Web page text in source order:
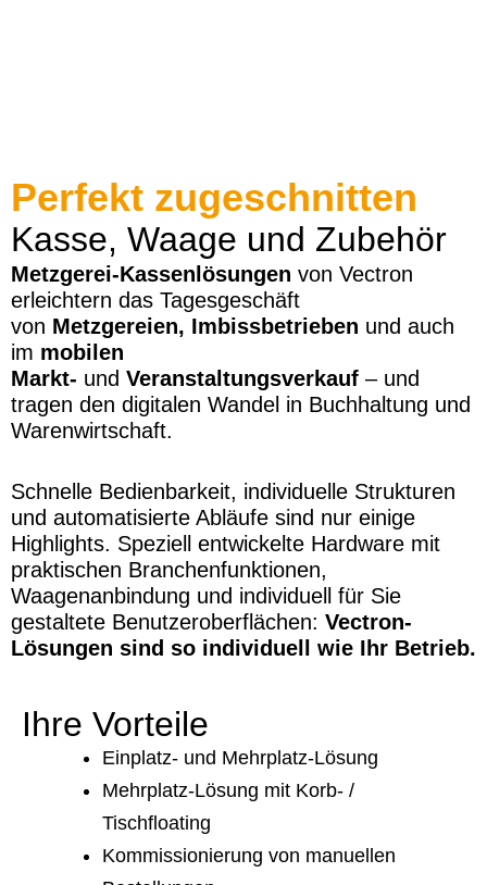
Perfekt zugeschnitten
Kasse, Waage und Zubehör
Metzgerei-Kassenlösungen von Vectron
erleichtern das Tagesgeschäft
von Metzgereien, Imbissbetrieben und auch
im mobilen
Markt- und Veranstaltungsverkauf – und
tragen den digitalen Wandel in Buchhaltung und
Warenwirtschaft.
Schnelle Bedienbarkeit, individuelle Strukturen
und automatisierte Abläufe sind nur einige
Highlights. Speziell entwickelte Hardware mit
praktischen Branchenfunktionen,
Waagenanbindung und individuell für Sie
gestaltete Benutzeroberflächen: Vectron-
Lösungen sind so individuell wie Ihr Betrieb.
Ihre Vorteile
Einplatz- und Mehrplatz-Lösung
Mehrplatz-Lösung mit Korb- /
Tischfloating
Kommissionierung von manuellen